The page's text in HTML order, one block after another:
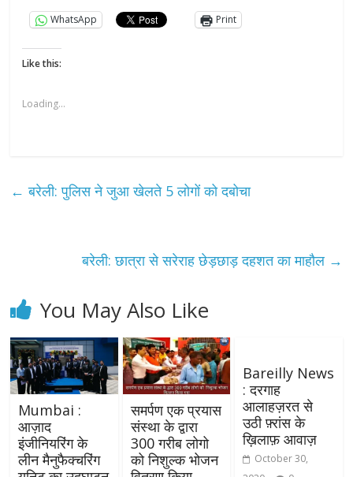
WhatsApp Print
Like this:
Loading...
← बरेली: पुलिस ने जुआ खेलते 5 लोगों को दबोचा
बरेली: छात्रा से सरेराह छेड़छाड़ दहशत का माहौल →
You May Also Like
Mumbai :
आज़ाद
इंजीनियरिंग के
लीन मैनुफैक्चरिंग
समर्पण एक प्रयास
संस्था के द्वारा
300 गरीब लोगो
को निशुल्क भोजन
Bareilly News
: दरगाह
आलाहज़रत से
उठी फ़्रांस के
ख़िलाफ़ आवाज़
October 30,